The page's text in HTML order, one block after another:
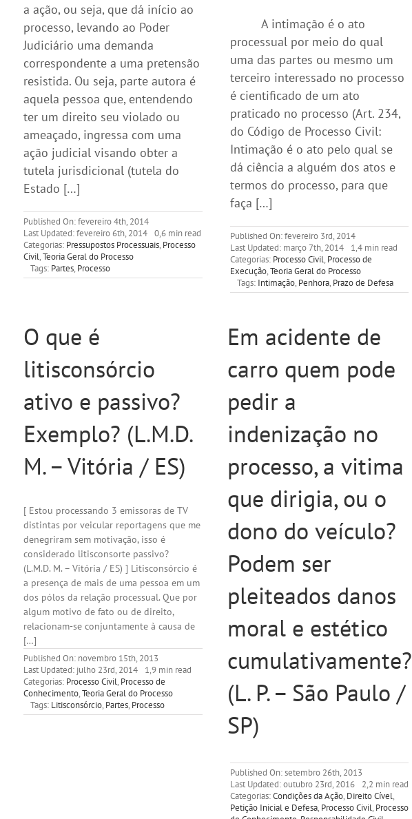
a ação, ou seja, que dá início ao
processo, levando ao Poder
Judiciário uma demanda
correspondente a uma pretensão
resistida. Ou seja, parte autora é
aquela pessoa que, entendendo
ter um direito seu violado ou
ameaçado, ingressa com uma
ação judicial visando obter a
tutela jurisdicional (tutela do
Estado […]
Published On: fevereiro 4th, 2014
Last Updated: fevereiro 6th, 2014
0,6 min read
Categorias: Pressupostos Processuais, Processo
Civil,Teoria Geral do Processo
Tags: Partes, Processo
A intimação é o ato
processual por meio do qual
uma das partes ou mesmo um
terceiro interessado no processo
é cientificado de um ato
praticado no processo (Art. 234,
do Código de Processo Civil:
Intimação é o ato pelo qual se
dá ciência a alguém dos atos e
termos do processo, para que
faça […]
Published On: fevereiro 3rd, 2014
Last Updated: março 7th, 2014
1,4 min read
Categorias: Processo Civil, Processo de
Execução,Teoria Geral do Processo
Tags: Intimação, Penhora, Prazo de Defesa
O que é
litisconsórcio
ativo e passivo?
Exemplo? (L.M.D.
M. – Vitória / ES)
[ Estou processando 3 emissoras de TV
distintas por veicular reportagens que me
denegriram sem motivação, isso é
considerado litisconsorte passivo?
(L.M.D. M. – Vitória / ES) ] Litisconsórcio é
a presença de mais de uma pessoa em um
dos pólos da relação processual. Que por
algum motivo de fato ou de direito,
relacionam-se conjuntamente à causa de
[…]
Published On: novembro 15th, 2013
Last Updated: julho 23rd, 2014
1,9 min read
Categorias: Processo Civil, Processo de
Conhecimento,Teoria Geral do Processo
Tags: Litisconsórcio, Partes, Processo
Em acidente de
carro quem pode
pedir a
indenização no
processo, a vitima
que dirigia, ou o
dono do veículo?
Podem ser
pleiteados danos
moral e estético
cumulativamente?
(L. P. – São Paulo /
SP)
Published On: setembro 26th, 2013
Last Updated: outubro 23rd, 2016
2,2 min read
Categorias:Condições da Ação, Direito Cível,
Petição Inicial e Defesa, Processo Civil, Processo